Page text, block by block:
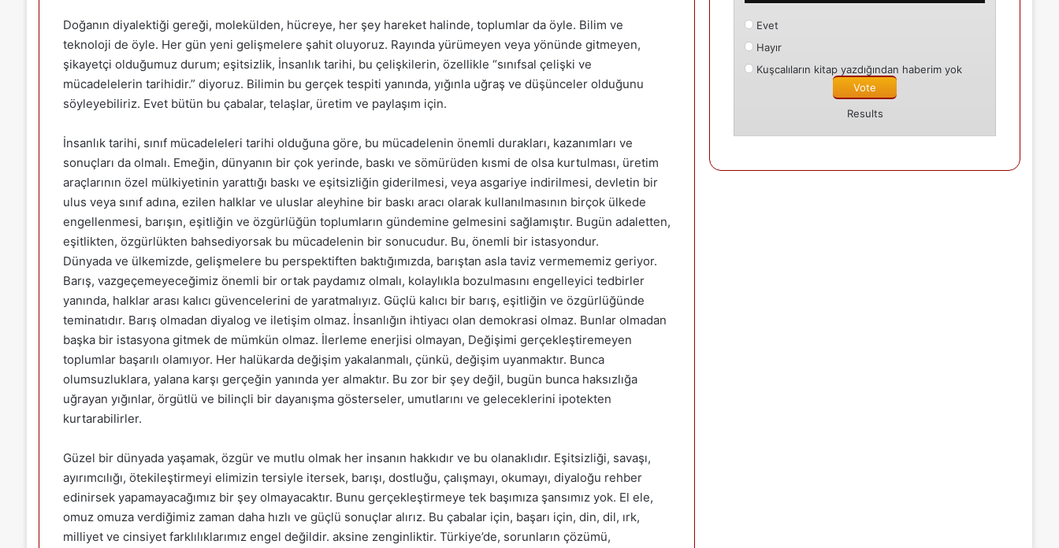
Doğanın diyalektiği gereği, molekülden, hücreye, her şey hareket halinde, toplumlar da öyle. Bilim ve
teknoloji de öyle. Her gün yeni gelişmelere şahit oluyoruz. Rayında yürümeyen veya yönünde gitmeyen,
şikayetçi olduğumuz durum; eşitsizlik, İnsanlık tarihi, bu çelişkilerin, özellikle “sınıfsal çelişki ve
mücadelelerin tarihidir.” diyoruz. Bilimin bu gerçek tespiti yanında, yığınla uğraş ve düşünceler olduğunu
söyleyebiliriz. Evet bütün bu çabalar, telaşlar, üretim ve paylaşım için.
İnsanlık tarihi, sınıf mücadeleleri tarihi olduğuna göre, bu mücadelenin önemli durakları, kazanımları ve
sonuçları da olmalı. Emeğin, dünyanın bir çok yerinde, baskı ve sömürüden kısmi de olsa kurtulması, üretim
araçlarının özel mülkiyetinin yarattığı baskı ve eşitsizliğin giderilmesi, veya asgariye indirilmesi, devletin bir
ulus veya sınıf adına, ezilen halklar ve uluslar aleyhine bir baskı aracı olarak kullanılmasının birçok ülkede
engellenmesi, barışın, eşitliğin ve özgürlüğün toplumların gündemine gelmesini sağlamıştır. Bugün adaletten,
eşitlikten, özgürlükten bahsediyorsak bu mücadelenin bir sonucudur. Bu, önemli bir istasyondur.
Dünyada ve ülkemizde, gelişmelere bu perspektiften baktığımızda, barıştan asla taviz vermememiz geriyor.
Barış, vazgeçemeyeceğimiz önemli bir ortak paydamız olmalı, kolaylıkla bozulmasını engelleyici tedbirler
yanında, halklar arası kalıcı güvencelerini de yaratmalıyız. Güçlü kalıcı bir barış, eşitliğin ve özgürlüğünde
teminatıdır. Barış olmadan diyalog ve iletişim olmaz. İnsanlığın ihtiyacı olan demokrasi olmaz. Bunlar olmadan
başka bir istasyona gitmek de mümkün olmaz. İlerleme enerjisi olmayan, Değişimi gerçekleştiremeyen
toplumlar başarılı olamıyor. Her halükarda değişim yakalanmalı, çünkü, değişim uyanmaktır. Bunca
olumsuzluklara, yalana karşı gerçeğin yanında yer almaktır. Bu zor bir şey değil, bugün bunca haksızlığa
uğrayan yığınlar, örgütlü ve bilinçli bir dayanışma gösterseler, umutlarını ve geleceklerini ipotekten
kurtarabilirler.
Güzel bir dünyada yaşamak, özgür ve mutlu olmak her insanın hakkıdır ve bu olanaklıdır. Eşitsizliği, savaşı,
ayırımcılığı, ötekileştirmeyi elimizin tersiyle itersek, barışı, dostluğu, çalışmayı, okumayı, diyaloğu rehber
edinirsek yapamayacağımız bir şey olmayacaktır. Bunu gerçekleştirmeye tek başımıza şansımız yok. El ele,
omuz omuza verdiğimiz zaman daha hızlı ve güçlü sonuçlar alırız. Bu çabalar için, başarı için, din, dil, ırk,
milliyet ve cinsiyet farklılıklarımız engel değildir. aksine zenginliktir. Türkiye’de, sorunların çözümü,
Evet
Hayır
Kuşcalıların kitap yazdığından haberim yok
Results